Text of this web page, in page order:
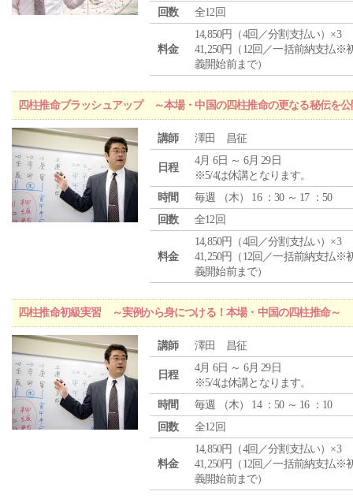
回数
全12回
料金
14,850円（4回／分割支払い）×3
41,250円（12回／一括前納支払※
義開始前まで）
四柱推命ブラッシュアップ ～本場・中国の四柱推命の更なる秘伝を
講師 澤田 昌征
日程
4月 6日 ～ 6月 29日
※5/4は休講となります。
時間
毎週 （木） 16 ：30 ～ 17 ：50
回数
全12回
料金
14,850円（4回／分割支払い）×3
41,250円（12回／一括前納支払※
義開始前まで）
四柱推命初級実習 ～実例から身につける！本場・中国の四柱推命～
講師 澤田 昌征
日程
4月 6日 ～ 6月 29日
※5/4は休講となります。
時間
毎週 （木） 14 ：50 ～ 16 ：10
回数
全12回
料金
14,850円（4回／分割支払い）×3
41,250円（12回／一括前納支払※
義開始前まで）